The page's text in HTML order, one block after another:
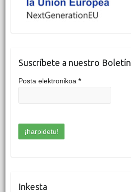
Suscríbete a nuestro Boletín
Posta elektronikoa *
Inkesta